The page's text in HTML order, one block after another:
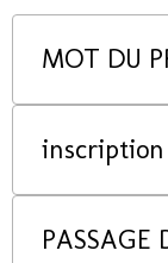
MOT DU
PASSAGE